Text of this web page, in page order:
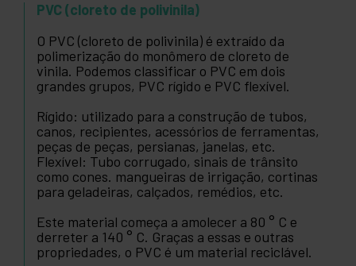
PVC (cloreto de polivinila)
O PVC (cloreto de polivinila) é extraído da
polimerização do monômero de cloreto de
vinila. Podemos classificar o PVC em dois
grandes grupos, PVC rígido e PVC flexível.
Rígido: utilizado para a construção de tubos,
canos, recipientes, acessórios de ferramentas,
peças de peças, persianas, janelas, etc.
Flexível: Tubo corrugado, sinais de trânsito
como cones. mangueiras de irrigação, cortinas
para geladeiras, calçados, remédios, etc.
Este material começa a amolecer a 80 ° C e
derreter a 140 ° C. Graças a essas e outras
propriedades, o PVC é um material reciclável.